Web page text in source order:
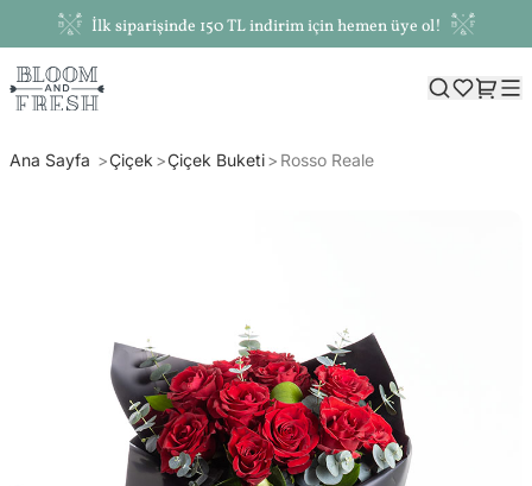
İlk siparişinde 150 TL indirim için hemen üye ol!
Ana Sayfa Çiçek Çiçek Buketi Rosso Reale